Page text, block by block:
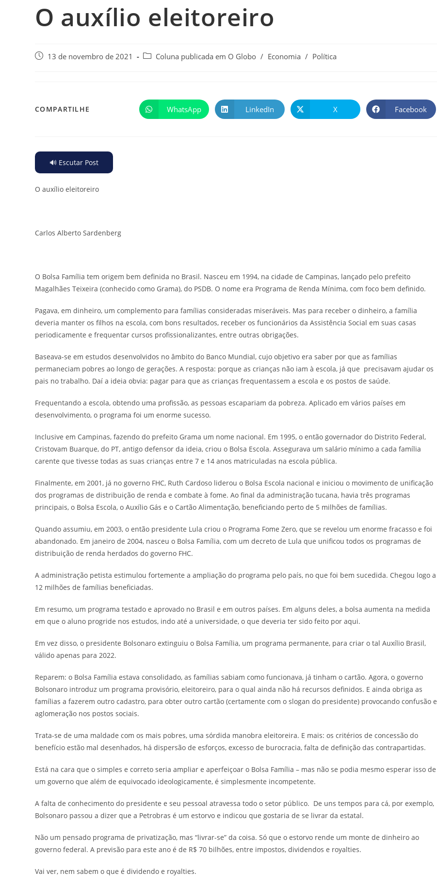
O auxílio eleitoreiro
13 de novembro de 2021 Coluna publicada em O Globo / Economia / Política
COMPARTILHE WhatsApp LinkedIn X Facebook
🔊 Escutar Post
O auxílio eleitoreiro
Carlos Alberto Sardenberg
O Bolsa Família tem origem bem definida no Brasil. Nasceu em 1994, na cidade de Campinas, lançado pelo prefeito
Magalhães Teixeira (conhecido como Grama), do PSDB. O nome era Programa de Renda Mínima, com foco bem definido.
Pagava, em dinheiro, um complemento para famílias consideradas miseráveis. Mas para receber o dinheiro, a família
deveria manter os filhos na escola, com bons resultados, receber os funcionários da Assistência Social em suas casas
periodicamente e frequentar cursos profissionalizantes, entre outras obrigações.
Baseava-se em estudos desenvolvidos no âmbito do Banco Mundial, cujo objetivo era saber por que as famílias
permaneciam pobres ao longo de gerações. A resposta: porque as crianças não iam à escola, já que precisavam ajudar os
pais no trabalho. Daí a ideia obvia: pagar para que as crianças frequentassem a escola e os postos de saúde.
Frequentando a escola, obtendo uma profissão, as pessoas escapariam da pobreza. Aplicado em vários países em
desenvolvimento, o programa foi um enorme sucesso.
Inclusive em Campinas, fazendo do prefeito Grama um nome nacional. Em 1995, o então governador do Distrito Federal,
Cristovam Buarque, do PT, antigo defensor da ideia, criou o Bolsa Escola. Assegurava um salário mínimo a cada família
carente que tivesse todas as suas crianças entre 7 e 14 anos matriculadas na escola pública.
Finalmente, em 2001, já no governo FHC, Ruth Cardoso liderou o Bolsa Escola nacional e iniciou o movimento de unificação
dos programas de distribuição de renda e combate à fome. Ao final da administração tucana, havia três programas
principais, o Bolsa Escola, o Auxílio Gás e o Cartão Alimentação, beneficiando perto de 5 milhões de famílias.
Quando assumiu, em 2003, o então presidente Lula criou o Programa Fome Zero, que se revelou um enorme fracasso e foi
abandonado. Em janeiro de 2004, nasceu o Bolsa Família, com um decreto de Lula que unificou todos os programas de
distribuição de renda herdados do governo FHC.
A administração petista estimulou fortemente a ampliação do programa pelo país, no que foi bem sucedida. Chegou logo a
12 milhões de famílias beneficiadas.
Em resumo, um programa testado e aprovado no Brasil e em outros países. Em alguns deles, a bolsa aumenta na medida
em que o aluno progride nos estudos, indo até a universidade, o que deveria ter sido feito por aqui.
Em vez disso, o presidente Bolsonaro extinguiu o Bolsa Família, um programa permanente, para criar o tal Auxílio Brasil,
válido apenas para 2022.
Reparem: o Bolsa Família estava consolidado, as famílias sabiam como funcionava, já tinham o cartão. Agora, o governo
Bolsonaro introduz um programa provisório, eleitoreiro, para o qual ainda não há recursos definidos. E ainda obriga as
famílias a fazerem outro cadastro, para obter outro cartão (certamente com o slogan do presidente) provocando confusão e
aglomeração nos postos sociais.
Trata-se de uma maldade com os mais pobres, uma sórdida manobra eleitoreira. E mais: os critérios de concessão do
benefício estão mal desenhados, há dispersão de esforços, excesso de burocracia, falta de definição das contrapartidas.
Está na cara que o simples e correto seria ampliar e aperfeiçoar o Bolsa Família – mas não se podia mesmo esperar isso de
um governo que além de equivocado ideologicamente, é simplesmente incompetente.
A falta de conhecimento do presidente e seu pessoal atravessa todo o setor público. De uns tempos para cá, por exemplo,
Bolsonaro passou a dizer que a Petrobras é um estorvo e indicou que gostaria de se livrar da estatal.
Não um pensado programa de privatização, mas “livrar-se” da coisa. Só que o estorvo rende um monte de dinheiro ao
governo federal. A previsão para este ano é de R$ 70 bilhões, entre impostos, dividendos e royalties.
Vai ver, nem sabem o que é dividendo e royalties.